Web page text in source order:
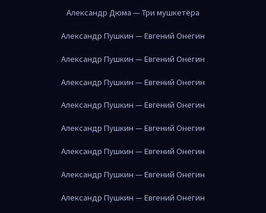
Александр Дюма — Три мушкетёра
Александр Пушкин — Евгений Онегин
Александр Пушкин — Евгений Онегин
Александр Пушкин — Евгений Онегин
Александр Пушкин — Евгений Онегин
Александр Пушкин — Евгений Онегин
Александр Пушкин — Евгений Онегин
Александр Пушкин — Евгений Онегин
Александр Пушкин — Евгений Онегин